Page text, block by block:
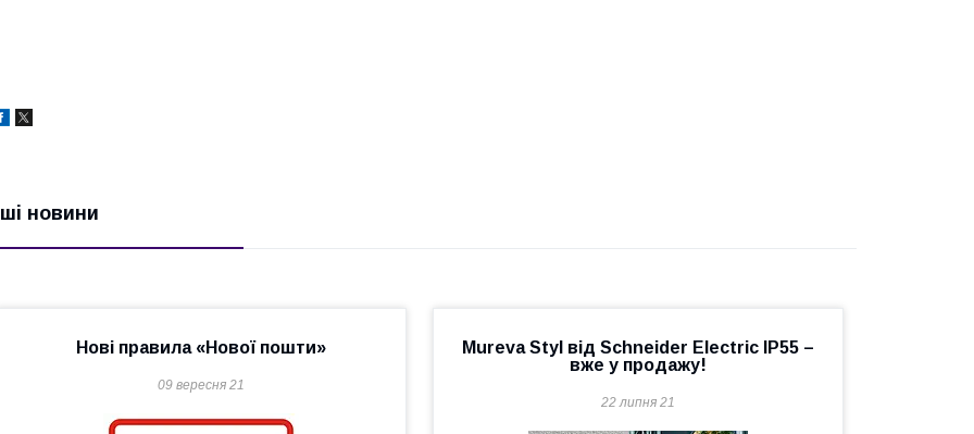
новини
Нові правила «Нової пошти»
09 вересня 21
Mureva Styl від Schneider Electric IP55 –
вже у продажу!
22 липня 21